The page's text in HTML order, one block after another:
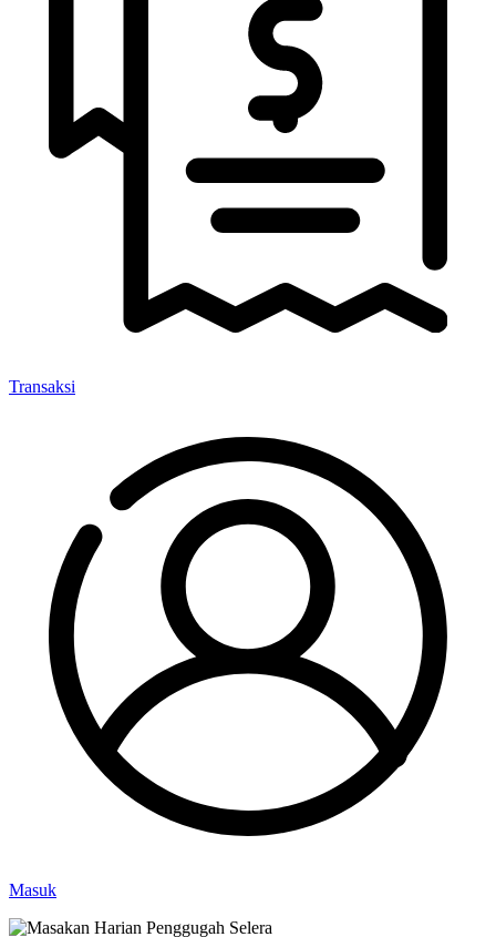
Transaksi
Masuk